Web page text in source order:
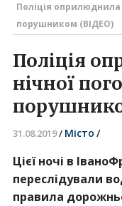
Поліція оприлюднила
порушником (ВІДЕО)
Поліція
нічної
31.08.2019/ Місто /
Цієї ночі в
переслідували
правила